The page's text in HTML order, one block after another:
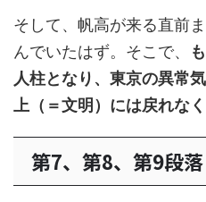
そして、帆高が来る直前
んでいたはず。そこで、
人柱となり、東京の異常
上（＝文明）には戻れな
第7、第8、第9段落